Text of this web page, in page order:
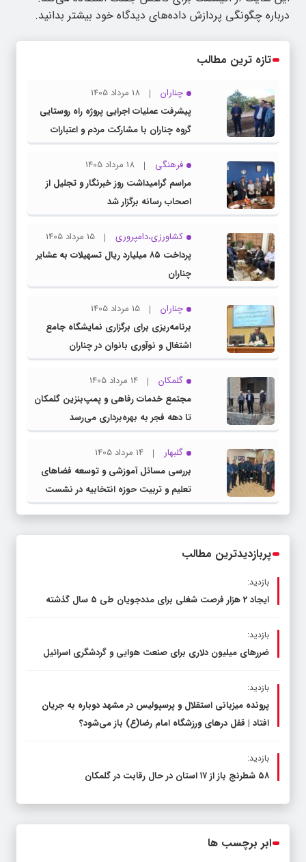
درباره چگونگی پردازش داده‌های دیدگاه خود بیشتر بدانید.
تازه ترین مطالب
چناران
18 مرداد 1405
پیشرفت عملیات اجرایی پروژه راه روستایی
گروه چناران با مشارکت مردم و اعتبارات
دولتی
فرهنگی
18 مرداد 1405
مراسم گرامیداشت روز خبرنگار و تجلیل از
اصحاب رسانه برگزار شد
کشاورزی،دامپروری
15 مرداد 1405
پرداخت ۸۵ میلیارد ریال تسهیلات به عشایر
چناران
چناران
15 مرداد 1405
برنامه‌ریزی برای برگزاری نمایشگاه جامع
اشتغال و نوآوری بانوان در چناران
گلمکان
14 مرداد 1405
مجتمع خدمات رفاهی و پمپ‌بنزین گلمکان
تا دهه فجر به بهره‌برداری می‌رسد
گلبهار
14 مرداد 1405
بررسی مسائل آموزشی و توسعه فضاهای
تعلیم و تربیت حوزه انتخابیه در نشست
مشترک عضو کمیسیون آموزش مجلس با
پربازدیدترین مطالب
بازدید:
ایجاد 2 هزار فرصت شغلی برای مددجویان طی ۵ سال گذشته
بازدید:
ضررهای میلیون دلاری برای صنعت هوایی و گردشگری اسرائیل
بازدید:
پرونده میزبانی استقلال و پرسپولیس در مشهد دوباره به جریان
افتاد | قفل در‌های ورزشگاه امام رضا(ع) باز می‌شود؟
بازدید:
۵۸ شطرنج‌ باز از ۱۷ استان در حال رقابت در گلمکان
ابر برچسب ها